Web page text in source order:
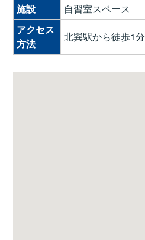
施設
自習室スペース
アクセス
方法
北巽駅から徒歩1分